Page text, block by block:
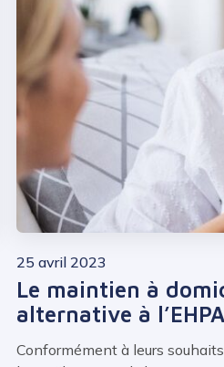
25 avril 2023
Le maintien à
alternative à
Conformément à leurs